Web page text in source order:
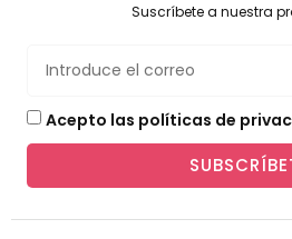
Suscríbete a nuestra
Acepto las políticas de